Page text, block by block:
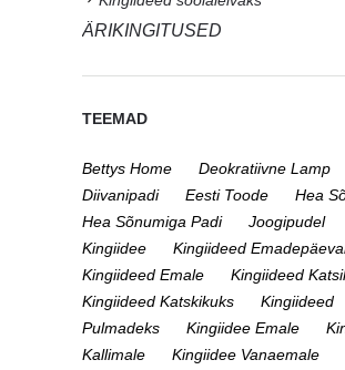
ÄRIKINGITUSED
TEEMAD
Bettys Home
Deokratiivne Lamp
Diivanipadi
Eesti Toode
Hea
Hea Sõnumiga Padi
Joogipudel
Kingiidee
Kingiideed
Kingiideed Emale
Kingiideed
Kingiideed Katskikuks
Kingiideed
Pulmadeks
Kingiidee Emale
Kallimale
Kingiidee Vanaemale